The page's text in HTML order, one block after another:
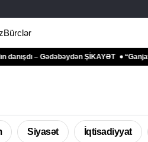
Bürclər
Gədəbəydən ŞİKAYƏT “Ganjavi
Siyasət İqtisadiyyat